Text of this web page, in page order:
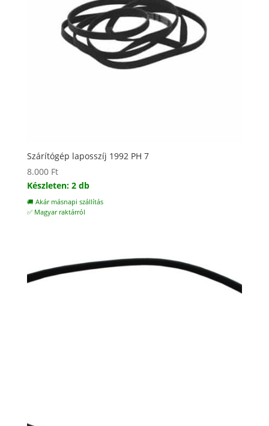
Szárítógép laposszíj 1992 PH 7
8.000 Ft
Készleten: 2 db
🚚 Akár másnapi szállítás
✅ Magyar raktárról